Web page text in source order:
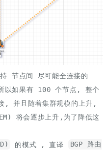
节点间 尽可能全连接的
以如果有 100 个节点, 整个
, 并且随着集群规模的上升,
将会逐步上升,为了降低这
的模式 , 直译
BGP 路由